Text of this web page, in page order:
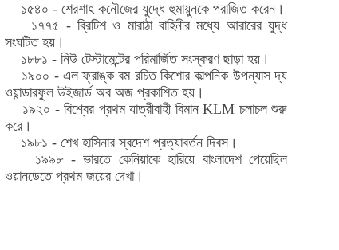
১৫৪০ - শেরশাহ কনৌজের যুদ্ধে হুমায়ুনকে পরাজিত করেন।
১৭৭৫ - ব্রিটিশ ও মারাঠা বাহিনীর মধ্যে আরারের যুদ্ধ
সংঘটিত হয়।
১৮৮১ - নিউ টেস্টামেন্টের পরিমার্জিত সংস্করণ ছাড়া হয়।
১৯০০ - এল ফ্রাঙ্ক বম রচিত কিশোর কাল্পনিক উপন্যাস দ্য
ওয়ান্ডারফুল উইজার্ড অব অজ প্রকাশিত হয়।
১৯২০ - বিশ্বের প্রথম যাত্রীবাহী বিমান KLM চলাচল শুরু
করে।
১৯৮১ - শেখ হাসিনার স্বদেশ প্রত্যাবর্তন দিবস।
১৯৯৮ - ভারতে কেনিয়াকে হারিয়ে বাংলাদেশ পেয়েছিল
ওয়ানডেতে প্রথম জয়ের দেখা।